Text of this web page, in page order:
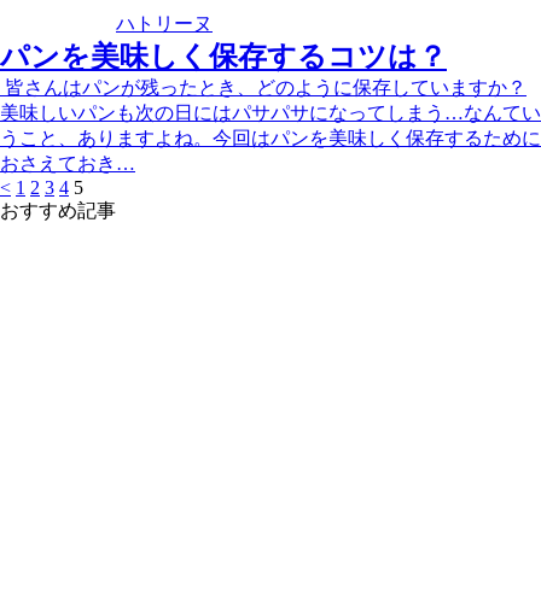
ハトリーヌ
パンを美味しく保存するコツは？
皆さんはパンが残ったとき、どのように保存していますか？
美味しいパンも次の日にはパサパサになってしまう…なんてい
うこと、ありますよね。今回はパンを美味しく保存するために
おさえておき…
< 1 2 3 4 5
おすすめ記事